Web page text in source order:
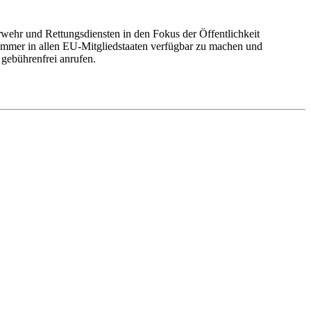
und Rettungsdiensten in den Fokus der Öffentlichkeit
in allen EU-Mitgliedstaaten verfügbar zu machen und
anrufen.